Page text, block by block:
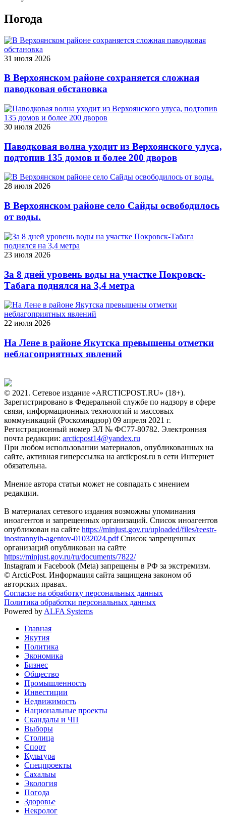
Погода
31 июля 2026
В Верхоянском районе сохраняется сложная
паводковая обстановка
30 июля 2026
Паводковая волна уходит из Верхоянского улуса,
подтопив 135 домов и более 200 дворов
28 июля 2026
В Верхоянском районе село Сайды освободилось
от воды.
23 июля 2026
За 8 дней уровень воды на участке Покровск-
Табага поднялся на 3,4 метра
22 июля 2026
На Лене в районе Якутска превышены отметки
неблагоприятных явлений
© 2021. Сетевое издание «ARCTICPOST.RU» (18+).
Зарегистрировано в Федеральной службе по надзору в сфере
связи, информационных технологий и массовых
коммуникаций (Роскомнадзор) 09 апреля 2021 г.
Регистрационный номер ЭЛ № ФС77-80782. Электронная
почта редакции: arcticpost14@yandex.ru
При любом использовании материалов, опубликованных на
сайте, активная гиперссылка на arcticpost.ru в сети Интернет
обязательна.
Мнение автора статьи может не совпадать с мнением
редакции.
В материалах сетевого издания возможны упоминания
иноагентов и запрещенных организаций. Список иноагентов
опубликован на сайте https://minjust.gov.ru/uploaded/files/reestr-
inostrannyih-agentov-01032024.pdfСписок запрещенных
организаций опубликован на сайте
https://minjust.gov.ru/ru/documents/7822/
Instagram и Facebook (Metа) запрещены в РФ за экстремизм.
© ArcticPost. Информация сайта защищена законом об
авторских правах.
Согласие на обработку персональных данных
Политика обработки персональных данных
Powered by ALFA Systems
Главная
Якутия
Политика
Экономика
Бизнес
Общество
Промышленность
Инвестиции
Недвижимость
Национальные проекты
Скандалы и ЧП
Выборы
Столица
Спорт
Культура
Спецпроекты
Сахалыы
Экология
Погода
Здоровье
Некролог